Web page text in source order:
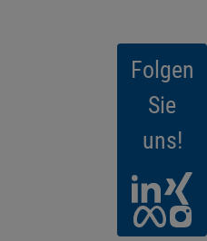
Folgen
Sie
uns!